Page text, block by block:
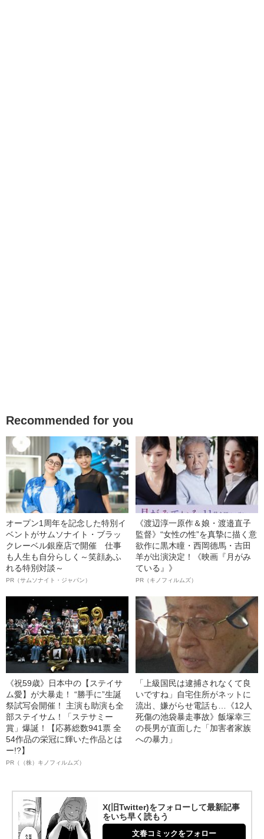
Recommended for you
オープン1周年を記念した特別イ
ベントがサムソナイト・ブラッ
クレーベル銀座店で開催 仕事
も人生も自分らしく～笑顔あふ
れる特別対談～
PR（サムソナイト・ジャパン）
《渡辺淳一原作＆娘・渡邉直子
監督》“女性の性”を真摯に描く意
欲作に黒木瞳・西岡德馬・吉田
羊が出演決定！《映画『月がみ
ている』》
PR（キノフィルムズ）
《祝59歳》日本中の【ステイサ
ム愛】が大暴走！ “勝手に”生誕
祭試写会開催！ 主演も助演も全
部ステイサム！「ステサミー
賞」爆誕！【応募総数941票 全
54作品の栄冠に輝いた作品とは
ー!?】
PR（（株）キノフィルムズ）
「上級国民は逮捕されなくて良
いですね」自宅住所がネットに
流出、嫌がらせ電話も…《12人
死傷の池袋暴走事故》飯塚幸三
の長男が直面した「加害者家族
への暴力」
X(旧Twitter)をフォローして最新記事
をいち早く読もう
文春コミックをフォロー